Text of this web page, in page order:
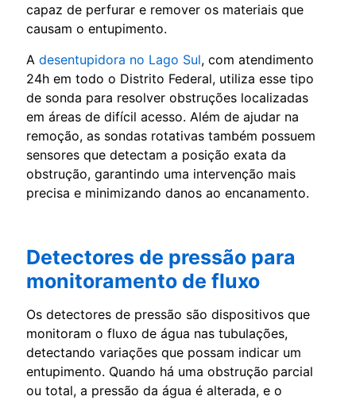
capaz de perfurar e remover os materiais que
causam o entupimento.
A desentupidora no Lago Sul, com atendimento
24h em todo o Distrito Federal, utiliza esse tipo
de sonda para resolver obstruções localizadas
em áreas de difícil acesso. Além de ajudar na
remoção, as sondas rotativas também possuem
sensores que detectam a posição exata da
obstrução, garantindo uma intervenção mais
precisa e minimizando danos ao encanamento.
Detectores de pressão para
monitoramento de fluxo
Os detectores de pressão são dispositivos que
monitoram o fluxo de água nas tubulações,
detectando variações que possam indicar um
entupimento. Quando há uma obstrução parcial
ou total, a pressão da água é alterada, e o